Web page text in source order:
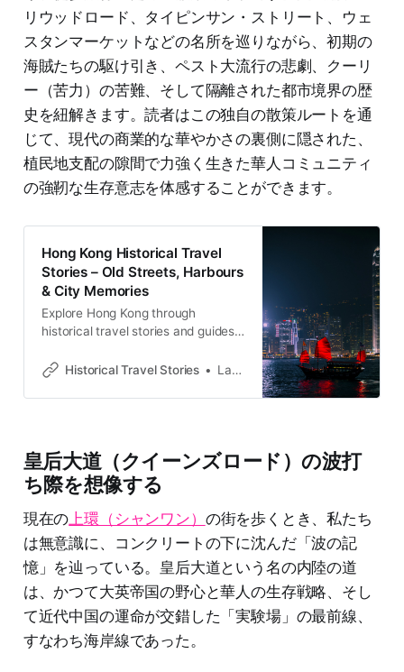
リウッドロード、タイピンサン・ストリート、ウェ
スタンマーケットなどの名所を巡りながら、初期の
海賊たちの駆け引き、ペスト大流行の悲劇、クーリ
ー（苦力）の苦難、そして隔離された都市境界の歴
史を紐解きます。読者はこの独自の散策ルートを通
じて、現代の商業的な華やかさの裏側に隠された、
植民地支配の隙間で力強く生きた華人コミュニティ
の強靭な生存意志を体感することができます。
Hong Kong Historical Travel
Stories – Old Streets, Harbours
& City Memories
Explore Hong Kong through
historical travel stories and guides.
neighbourhoods filled with
Historical Travel Stories Lawrence
皇后大道（クイーンズロード）の波打
ち際を想像する
現在の上環（シャンワン） の街を歩くとき、私たち
は無意識に、コンクリートの下に沈んだ「波の記
憶」を辿っている。皇后大道という名の内陸の道
は、かつて大英帝国の野心と華人の生存戦略、そし
て近代中国の運命が交錯した「実験場」の最前線、
すなわち海岸線であった。